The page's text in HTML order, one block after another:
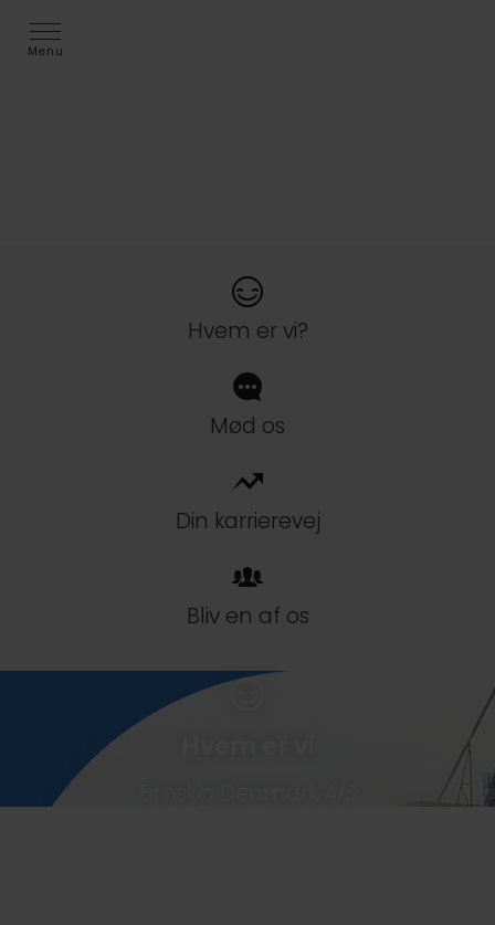
Menu
Hvem er vi?
Mød os
Din karrierevej
Bliv en af os